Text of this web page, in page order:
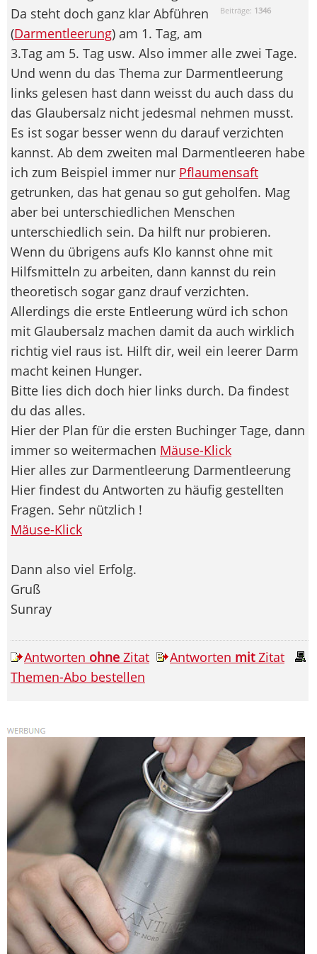
Beiträge: 1346
Da steht doch ganz klar Abführen
(Darmentleerung) am 1. Tag, am
3.Tag am 5. Tag usw. Also immer alle zwei Tage.
Und wenn du das Thema zur Darmentleerung
links gelesen hast dann weisst du auch dass du
das Glaubersalz nicht jedesmal nehmen musst.
Es ist sogar besser wenn du darauf verzichten
kannst. Ab dem zweiten mal Darmentleeren habe
ich zum Beispiel immer nur Pflaumensaft
getrunken, das hat genau so gut geholfen. Mag
aber bei unterschiedlichen Menschen
unterschiedlich sein. Da hilft nur probieren.
Wenn du übrigens aufs Klo kannst ohne mit
Hilfsmitteln zu arbeiten, dann kannst du rein
theoretisch sogar ganz drauf verzichten.
Allerdings die erste Entleerung würd ich schon
mit Glaubersalz machen damit da auch wirklich
richtig viel raus ist. Hilft dir, weil ein leerer Darm
macht keinen Hunger.
Bitte lies dich doch hier links durch. Da findest
du das alles.
Hier der Plan für die ersten Buchinger Tage, dann
immer so weitermachen Mäuse-Klick
Hier alles zur Darmentleerung Darmentleerung
Hier findest du Antworten zu häufig gestellten
Fragen. Sehr nützlich !
Mäuse-Klick
Dann also viel Erfolg.
Gruß
Sunray
Antworten ohne Zitat Antworten mitZitat
Themen-Abo bestellen